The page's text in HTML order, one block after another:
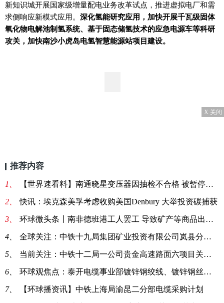
新知识城开展国家级增量配电业务改革试点，推进虚拟电厂和需
求侧响应新模式应用。 深化氢能研究应用，加快开展千瓦级固体
氧化物电解池制氢系统、基于固态储氢技术的应急电源车等科研
攻关，加快南沙小虎岛电氢智慧能源站项目建设。
X 关闭
推荐内容
1、 【世界速看料】南通晓星变压器因抽检不合格 被暂停产品中标资格6个月
2、 快讯：埃克森美孚考虑收购美国Denbury 大举投资碳捕获
3、 环球微头条丨南非德班港工人罢工 导致矿产等商品出口受限
4、 全球关注：中铁十九局集团矿业投资有限公司岚县分公司电缆采购询价单
5、 当前关注：中铁十二局一公司贵金高速路面六项目关于电缆线的询价公告
6、 环球观焦点：泰开电缆事业部镀锌钢绞线、镀锌钢丝招标-55727招标公告
7、 【环球播资讯】中铁上海局渝昆二分部电缆采购计划